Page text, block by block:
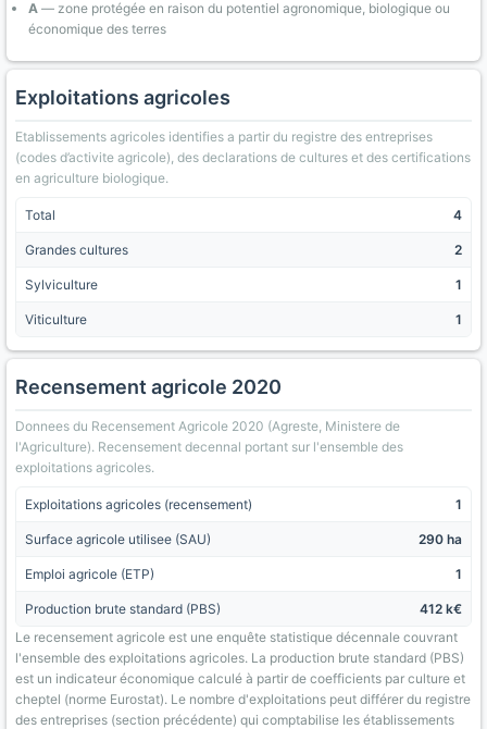
A — zone protégée en raison du potentiel agronomique, biologique ou
économique des terres
Exploitations agricoles
Etablissements agricoles identifies a partir du registre des entreprises
(codes d’activite agricole), des declarations de cultures et des certifications
en agriculture biologique.
Total 4
Grandes cultures 2
Sylviculture 1
Viticulture 1
Recensement agricole 2020
Donnees du Recensement Agricole 2020 (Agreste, Ministere de
l'Agriculture). Recensement decennal portant sur l'ensemble des
exploitations agricoles.
Exploitations agricoles (recensement) 1
Surface agricole utilisee (SAU) 290 ha
Emploi agricole (ETP) 1
Production brute standard (PBS)
412 k€
Le recensement agricole est une enquête statistique décennale couvrant
l'ensemble des exploitations agricoles. La production brute standard (PBS)
est un indicateur économique calculé à partir de coefficients par culture et
cheptel (norme Eurostat). Le nombre d'exploitations peut différer du registre
des entreprises (section précédente) qui comptabilise les établissements